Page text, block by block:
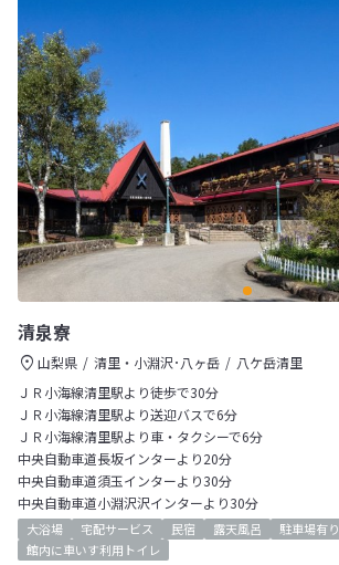
清泉寮
山梨県 清里・小淵沢･八ヶ岳
八ケ岳清里
ＪＲ小海線清里駅より徒歩で30分
ＪＲ小海線清里駅より送迎バスで6分
ＪＲ小海線清里駅より車・タクシーで6分
中央自動車道長坂インターより20分
中央自動車道須玉インターより30分
中央自動車道小淵沢沢インターより30分
大浴場 宅配サービス 民宿 露天風呂 駐車場有り
館内に車いす利用トイレ